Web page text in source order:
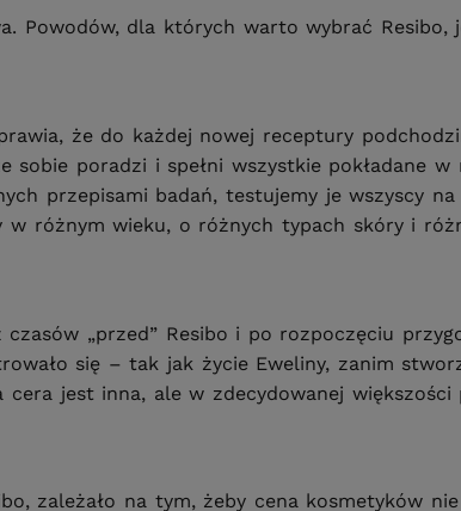
Powodów, dla których warto wybrać Resibo,
że do każdej nowej receptury
poradzi i spełni wszystkie pokładane
przepisami badań, testujemy je wszyscy
różnym wieku, o różnych typach skóry i
„przed” Resibo i po rozpoczęciu
się – tak jak życie Eweliny, zanim
jest inna, ale w zdecydowanej
zależało na tym, żeby cena kosmetyków